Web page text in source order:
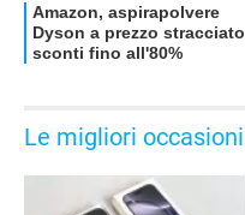
Le migliori